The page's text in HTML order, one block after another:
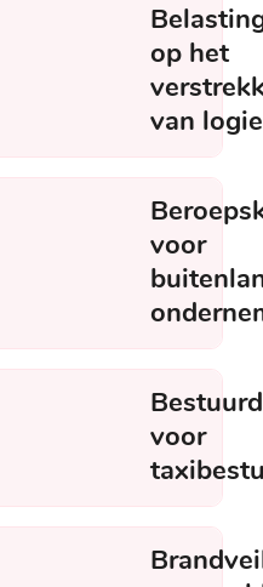
op het
van
voor
voor